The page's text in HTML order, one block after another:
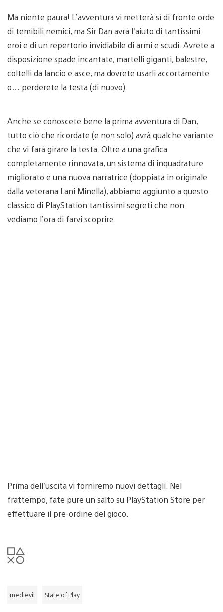
Ma niente paura! L’avventura vi metterà sì di fronte orde
di temibili nemici, ma Sir Dan avrà l’aiuto di tantissimi
eroi e di un repertorio invidiabile di armi e scudi. Avrete a
disposizione spade incantate, martelli giganti, balestre,
coltelli da lancio e asce, ma dovrete usarli accortamente
o… perderete la testa (di nuovo).
Anche se conoscete bene la prima avventura di Dan,
tutto ciò che ricordate (e non solo) avrà qualche variante
che vi farà girare la testa. Oltre a una grafica
completamente rinnovata, un sistema di inquadrature
migliorato e una nuova narratrice (doppiata in originale
dalla veterana Lani Minella), abbiamo aggiunto a questo
classico di PlayStation tantissimi segreti che non
vediamo l’ora di farvi scoprire.
Prima dell’uscita vi forniremo nuovi dettagli. Nel
frattempo, fate pure un salto su PlayStation Store per
effettuare il pre-ordine del gioco.
medievil State of Play